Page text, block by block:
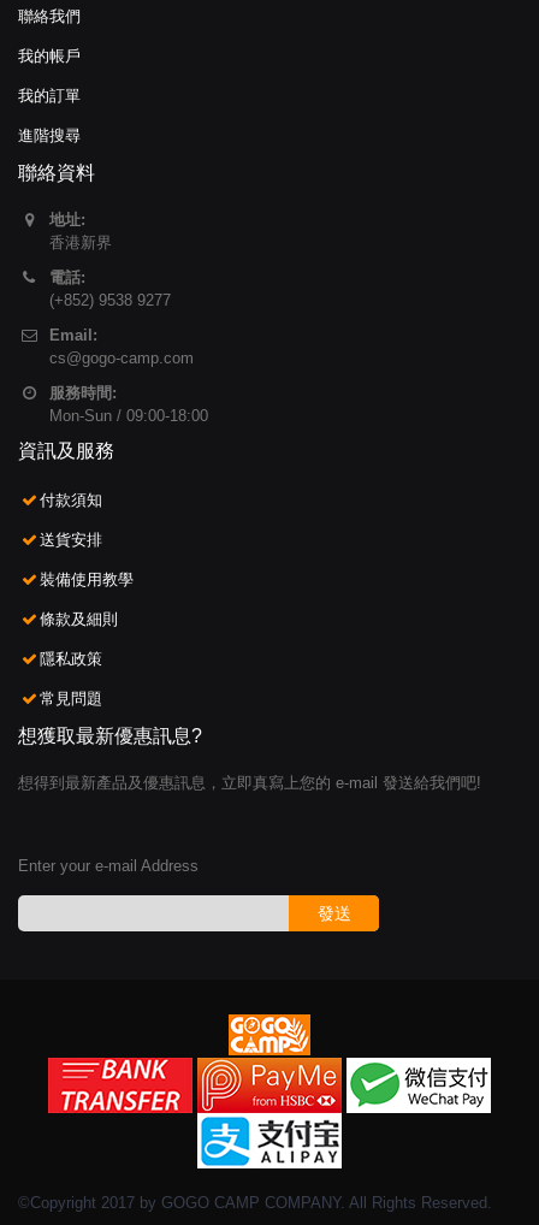
聯絡我們
我的帳戶
我的訂單
進階搜尋
聯絡資料
地址:
香港新界
電話:
(+852) 9538 9277
Email:
cs@gogo-camp.com
服務時間:
Mon-Sun / 09:00-18:00
資訊及服務
付款須知
送貨安排
裝備使用教學
條款及細則
隱私政策
常見問題
想獲取最新優惠訊息?
想得到最新產品及優惠訊息，立即真寫上您的 e-mail 發送給我們吧!
Enter your e-mail Address
發送
©Copyright 2017 by GOGO CAMP COMPANY. All Rights Reserved.